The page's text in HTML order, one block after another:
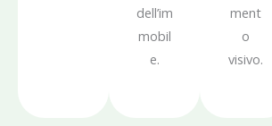
dell’im
mobil
e.
ment
o
visivo.